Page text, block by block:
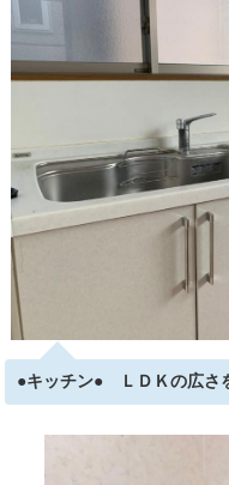
●キッチン● ＬＤＫの広さ